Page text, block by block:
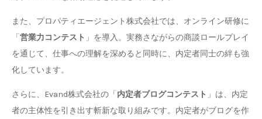
また、プロパティエージェント株式会社では、オンライン研修に
「 営業力コンテスト 」を導入。実務さながらの商談ロールプレイ
を通じて、仕事への理解を深めると同時に、内定者同士の絆も強
化しています。
さらに、Evand株式会社の「 内定者ブログコンテスト 」は、内定
者の主体性を引き出す斬新な取り組みです。内定者がブログを作